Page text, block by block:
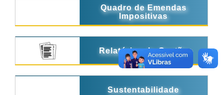
Quadro de Emendas
Impositivas
Relatórios de Gestão
Sustentabilidade